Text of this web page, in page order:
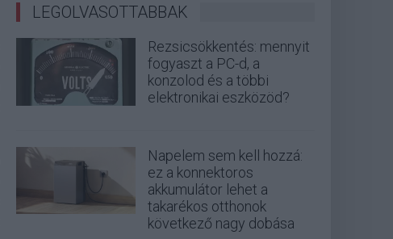
LEGOLVASOTTABBAK
Rezsicsökkentés: mennyit
fogyaszt a PC-d, a
konzolod és a többi
elektronikai eszközöd?
Napelem sem kell hozzá:
ez a konnektoros
akkumulátor lehet a
takarékos otthonok
következő nagy dobása